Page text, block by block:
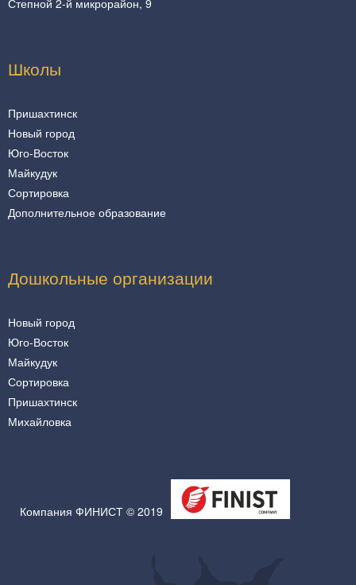
Степной 2-й микрорайон, 9
Школы
Пришахтинск
Новый город
Юго-Восток
Майкудук
Сортировка
Дополнительное образование
Дошкольные организации
Новый город
Юго-Восток
Майкудук
Сортировка
Пришахтинск
Михайловка
Компания ФИНИСТ © 2019